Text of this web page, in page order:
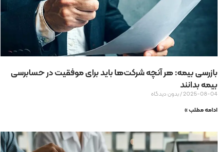
بازرسی بیمه: هر آنچه شرکت‌ها باید برای موفقیت در حسابرسی
بیمه بدانند
2025-08-04 بدون دیدگاه
ادامه مطلب »